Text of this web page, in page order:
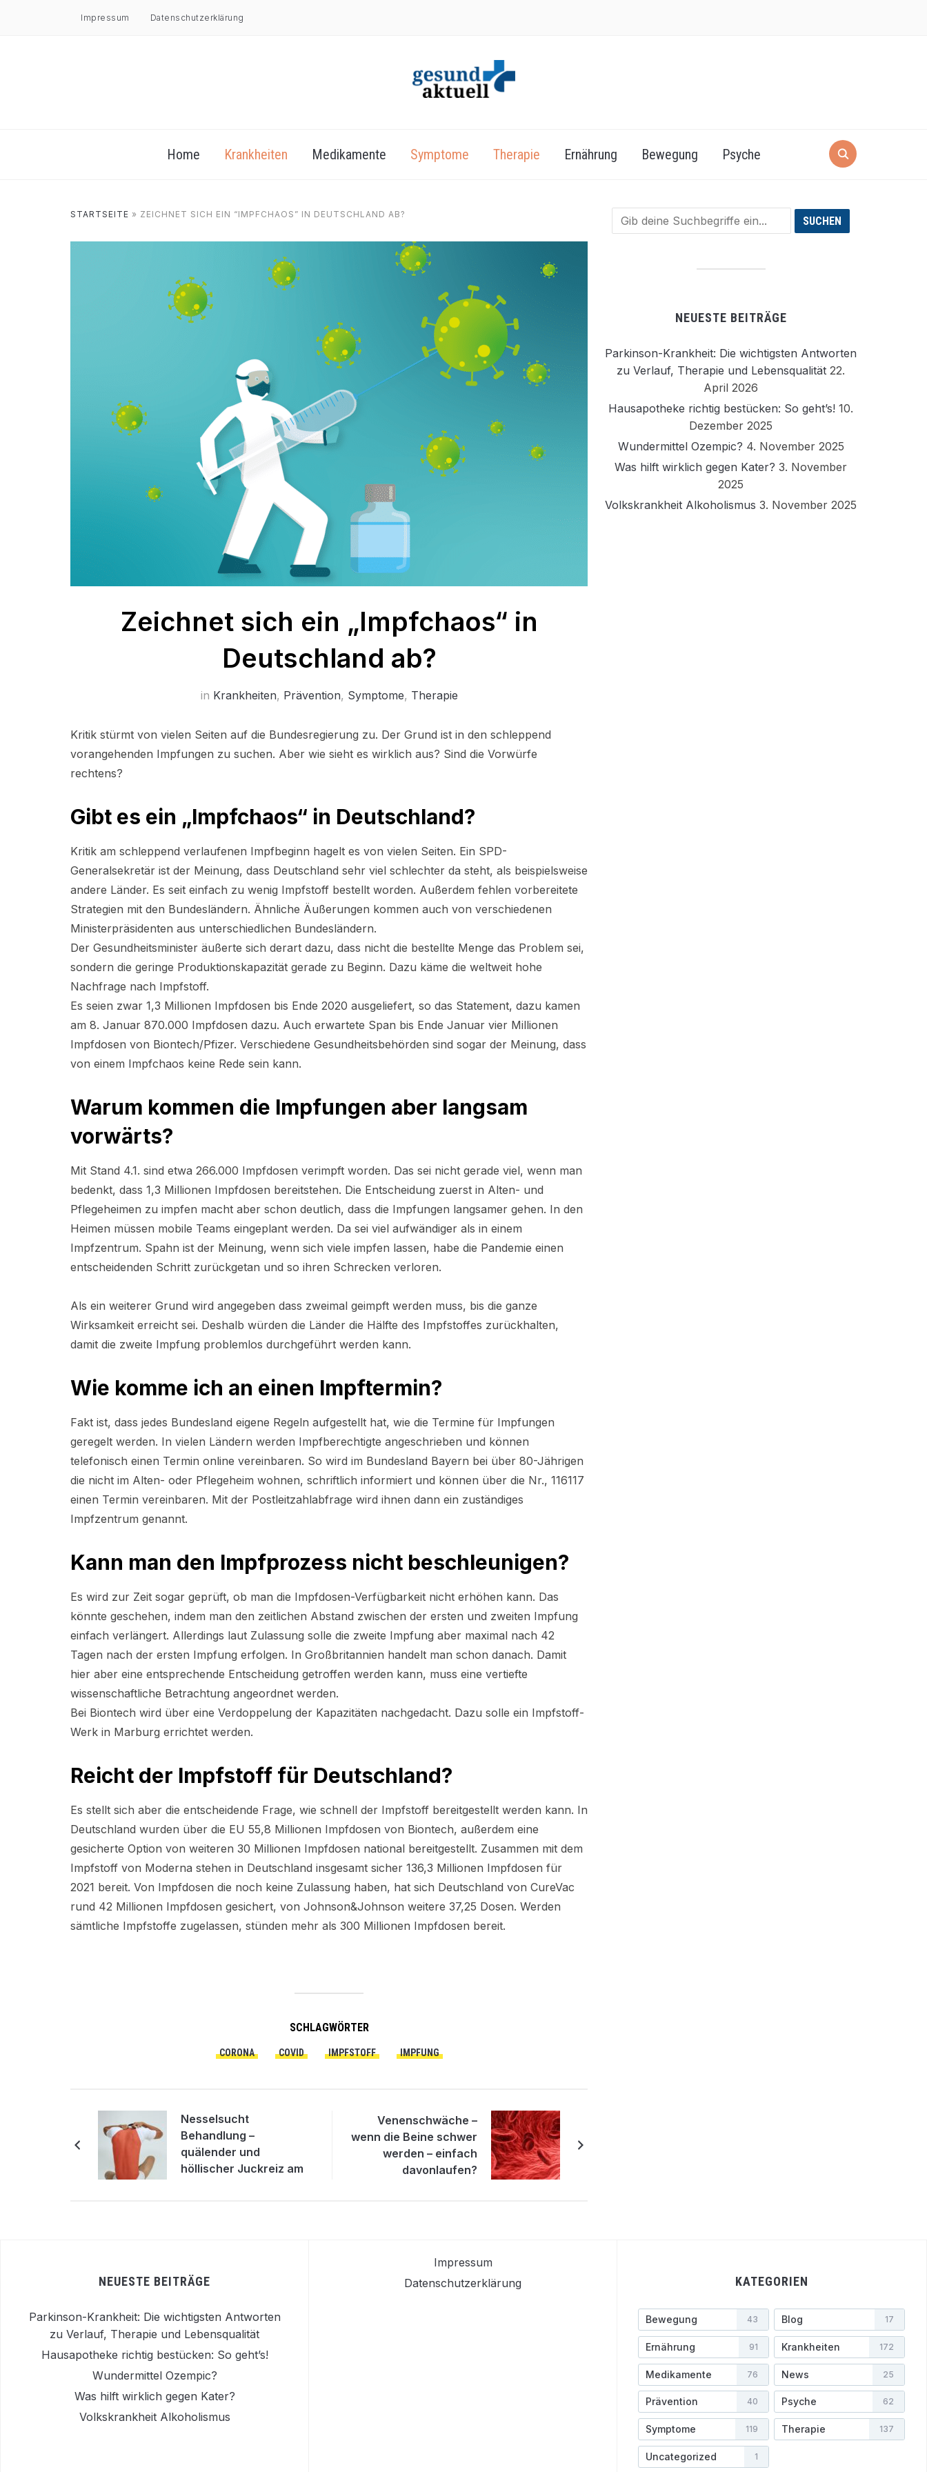
Impressum Datenschutzerklärung
Home Krankheiten Medikamente Symptome Therapie Ernährung Bewegung Psyche
STARTSEITE » ZEICHNET SICH EIN “IMPFCHAOS” IN DEUTSCHLAND AB?
Zeichnet sich ein „Impfchaos“ in
Deutschland ab?
in Krankheiten, Prävention, Symptome, Therapie
Kritik stürmt von vielen Seiten auf die Bundesregierung zu. Der Grund ist in den schleppend
vorangehenden Impfungen zu suchen. Aber wie sieht es wirklich aus? Sind die Vorwürfe
rechtens?
Gibt es ein „Impfchaos“ in Deutschland?
Kritik am schleppend verlaufenen Impfbeginn hagelt es von vielen Seiten. Ein SPD-
Generalsekretär ist der Meinung, dass Deutschland sehr viel schlechter da steht, als beispielsweise
andere Länder. Es seit einfach zu wenig Impfstoff bestellt worden. Außerdem fehlen vorbereitete
Strategien mit den Bundesländern. Ähnliche Äußerungen kommen auch von verschiedenen
Ministerpräsidenten aus unterschiedlichen Bundesländern.
Der Gesundheitsminister äußerte sich derart dazu, dass nicht die bestellte Menge das Problem sei,
sondern die geringe Produktionskapazität gerade zu Beginn. Dazu käme die weltweit hohe
Nachfrage nach Impfstoff.
Es seien zwar 1,3 Millionen Impfdosen bis Ende 2020 ausgeliefert, so das Statement, dazu kamen
am 8. Januar 870.000 Impfdosen dazu. Auch erwartete Span bis Ende Januar vier Millionen
Impfdosen von Biontech/Pfizer. Verschiedene Gesundheitsbehörden sind sogar der Meinung, dass
von einem Impfchaos keine Rede sein kann.
Warum kommen die Impfungen aber langsam
vorwärts?
Mit Stand 4.1. sind etwa 266.000 Impfdosen verimpft worden. Das sei nicht gerade viel, wenn man
bedenkt, dass 1,3 Millionen Impfdosen bereitstehen. Die Entscheidung zuerst in Alten- und
Pflegeheimen zu impfen macht aber schon deutlich, dass die Impfungen langsamer gehen. In den
Heimen müssen mobile Teams eingeplant werden. Da sei viel aufwändiger als in einem
Impfzentrum. Spahn ist der Meinung, wenn sich viele impfen lassen, habe die Pandemie einen
entscheidenden Schritt zurückgetan und so ihren Schrecken verloren.
Als ein weiterer Grund wird angegeben dass zweimal geimpft werden muss, bis die ganze
Wirksamkeit erreicht sei. Deshalb würden die Länder die Hälfte des Impfstoffes zurückhalten,
damit die zweite Impfung problemlos durchgeführt werden kann.
Wie komme ich an einen Impftermin?
Fakt ist, dass jedes Bundesland eigene Regeln aufgestellt hat, wie die Termine für Impfungen
geregelt werden. In vielen Ländern werden Impfberechtigte angeschrieben und können
telefonisch einen Termin online vereinbaren. So wird im Bundesland Bayern bei über 80-Jährigen
die nicht im Alten- oder Pflegeheim wohnen, schriftlich informiert und können über die Nr., 116117
einen Termin vereinbaren. Mit der Postleitzahlabfrage wird ihnen dann ein zuständiges
Impfzentrum genannt.
Kann man den Impfprozess nicht beschleunigen?
Es wird zur Zeit sogar geprüft, ob man die Impfdosen-Verfügbarkeit nicht erhöhen kann. Das
könnte geschehen, indem man den zeitlichen Abstand zwischen der ersten und zweiten Impfung
einfach verlängert. Allerdings laut Zulassung solle die zweite Impfung aber maximal nach 42
Tagen nach der ersten Impfung erfolgen. In Großbritannien handelt man schon danach. Damit
hier aber eine entsprechende Entscheidung getroffen werden kann, muss eine vertiefte
wissenschaftliche Betrachtung angeordnet werden.
Bei Biontech wird über eine Verdoppelung der Kapazitäten nachgedacht. Dazu solle ein Impfstoff-
Werk in Marburg errichtet werden.
Reicht der Impfstoff für Deutschland?
Es stellt sich aber die entscheidende Frage, wie schnell der Impfstoff bereitgestellt werden kann. In
Deutschland wurden über die EU 55,8 Millionen Impfdosen von Biontech, außerdem eine
gesicherte Option von weiteren 30 Millionen Impfdosen national bereitgestellt. Zusammen mit dem
Impfstoff von Moderna stehen in Deutschland insgesamt sicher 136,3 Millionen Impfdosen für
2021 bereit. Von Impfdosen die noch keine Zulassung haben, hat sich Deutschland von CureVac
rund 42 Millionen Impfdosen gesichert, von Johnson&Johnson weitere 37,25 Dosen. Werden
sämtliche Impfstoffe zugelassen, stünden mehr als 300 Millionen Impfdosen bereit.
SCHLAGWÖRTER
CORONA COVID IMPFSTOFF IMPFUNG
Nesselsucht
Behandlung –
quälender und
höllischer Juckreiz am
Venenschwäche –
wenn die Beine schwer
werden – einfach
davonlaufen?
NEUESTE BEITRÄGE
Parkinson-Krankheit: Die wichtigsten Antworten
zu Verlauf, Therapie und Lebensqualität 22.
April 2026
Hausapotheke richtig bestücken: So geht’s! 10.
Dezember 2025
Wundermittel Ozempic? 4. November 2025
Was hilft wirklich gegen Kater? 3. November
2025
Volkskrankheit Alkoholismus 3. November 2025
NEUESTE BEITRÄGE
Parkinson-Krankheit: Die wichtigsten Antworten
zu Verlauf, Therapie und Lebensqualität
Hausapotheke richtig bestücken: So geht’s!
Wundermittel Ozempic?
Was hilft wirklich gegen Kater?
Volkskrankheit Alkoholismus
Impressum
Datenschutzerklärung
KATEGORIEN
Bewegung 43 Blog 17
Ernährung 91 Krankheiten 172
Medikamente 76 News 25
Prävention 40 Psyche 62
Symptome 119 Therapie 137
Uncategorized 1